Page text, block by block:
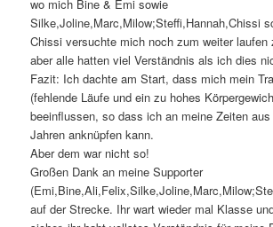
wo mich Bine & Emi sowie
Silke,Joline,Marc,Milow;Steffi,Hannah,Chissi
Chissi versuchte mich noch zum weiter laufen
aber alle hatten viel Verständnis als ich dies
Fazit: Ich dachte am Start, dass mich mein
(fehlende Läufe und ein zu hohes
beeinflussen, so dass ich an meine Zeiten
Jahren anknüpfen kann.
Aber dem war nicht so!
Großen Dank an meine Supporter
auf der Strecke. Ihr wart wieder mal Klasse